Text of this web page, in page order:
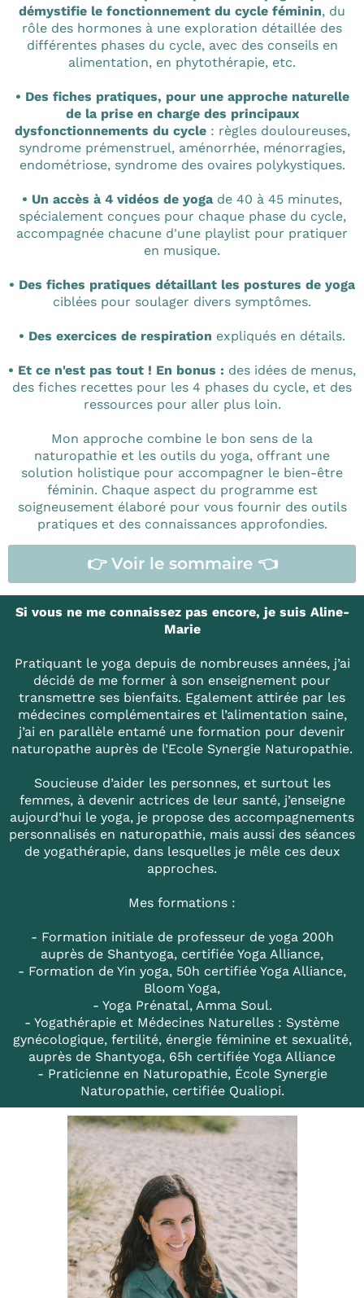
démystifie le fonctionnement du cycle féminin, du
rôle des hormones à une exploration détaillée des
différentes phases du cycle, avec des conseils en
alimentation, en phytothérapie, etc.
• Des fiches pratiques, pour une approche naturelle
de la prise en charge des principaux
dysfonctionnements du cycle: règles douloureuses,
syndrome prémenstruel, aménorrhée, ménorragies,
endométriose, syndrome des ovaires polykystiques.
• Un accès à 4 vidéos de yoga de 40 à 45 minutes,
spécialement conçues pour chaque phase du cycle,
accompagnée chacune d'une playlist pour pratiquer
en musique.
• Des fiches pratiques détaillant les postures de yoga
ciblées pour soulager divers symptômes.
• Des exercices de respiration expliqués en détails.
• Et ce n'est pas tout ! En bonus : des idées de menus,
des fiches recettes pour les 4 phases du cycle, et des
ressources pour aller plus loin.
Mon approche combine le bon sens de la
naturopathie et les outils du yoga, offrant une
solution holistique pour accompagner le bien-être
féminin. Chaque aspect du programme est
soigneusement élaboré pour vous fournir des outils
pratiques et des connaissances approfondies.
👉 Voir le sommaire 👈
Si vous ne me connaissez pas encore, je suis Aline-
Marie
Pratiquant le yoga depuis de nombreuses années, j’ai
décidé de me former à son enseignement pour
transmettre ses bienfaits. Egalement attirée par les
médecines complémentaires et l’alimentation saine,
j’ai en parallèle entamé une formation pour devenir
naturopathe auprès de l’Ecole Synergie Naturopathie.
Soucieuse d’aider les personnes, et surtout les
femmes, à devenir actrices de leur santé, j’enseigne
aujourd’hui le yoga, je propose des accompagnements
personnalisés en naturopathie, mais aussi des séances
de yogathérapie, dans lesquelles je mêle ces deux
approches.
Mes formations :
- Formation initiale de professeur de yoga 200h
auprès de Shantyoga, certifiée Yoga Alliance,
- Formation de Yin yoga, 50h certifiée Yoga Alliance,
Bloom Yoga,
- Yoga Prénatal, Amma Soul.
- Yogathérapie et Médecines Naturelles : Système
gynécologique, fertilité, énergie féminine et sexualité,
auprès de Shantyoga, 65h certifiée Yoga Alliance
- Praticienne en Naturopathie, École Synergie
Naturopathie, certifiée Qualiopi.